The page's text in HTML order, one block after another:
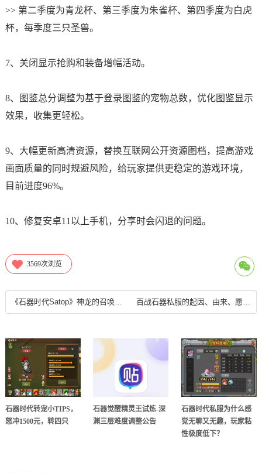
>> 第二季度为青龙杯、第三季度为朱雀杯、第四季度为白虎
杯，每季度三只圣兽。
7、关闭显示抢购和装备增幅活动。
8、图鉴总分调整为基于登录图鉴的宠物总数，优化图鉴显示
效果，收集更轻松。
9、大幅更新高清资源，替换互联网公开资源图档，提高游戏
画面质量的同时规避风险，给玩家提供更稳定的游戏环境，
目前进度96%。
10、修复安卓11以上手机，分享时会闪退的问题。
3569次浏览
《石器时代Satop》神龙的召唤任务攻略 百战石器私服的起因、由来、愿景、承诺
石器时代转宠小TIPS，
怒冲1500元，转四只
石器觉醒精灵王试炼-深
渊三层难度调整公告
石器时代私服为什么感
觉无聊又无趣，玩家粘
性极度低下？